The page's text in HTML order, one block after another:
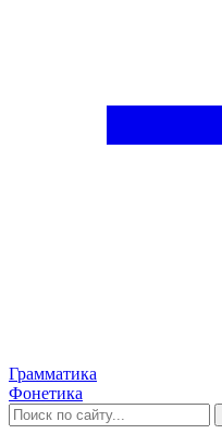
Грамматика
Фонетика